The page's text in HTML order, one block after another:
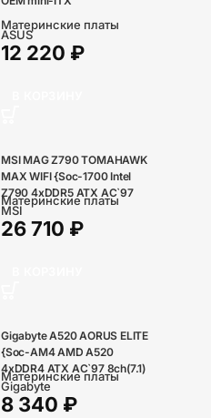
Материнские платы
ASUS
12 220 ₽
MSI MAG Z790 TOMAHAWK
MAX WIFI {Soc-1700 Intel
Z790 4xDDR5 ATX AC`97
8ch(7.1) 2.5Gg
RAID+HDMI+DP}
Материнские платы
MSI
26 710 ₽
Gigabyte A520 AORUS ELITE
{Soc-AM4 AMD A520
4xDDR4 ATX AC`97 8ch(7.1)
GbLAN RAID+DVI+HDMI}
Материнские платы
Gigabyte
8 340 ₽